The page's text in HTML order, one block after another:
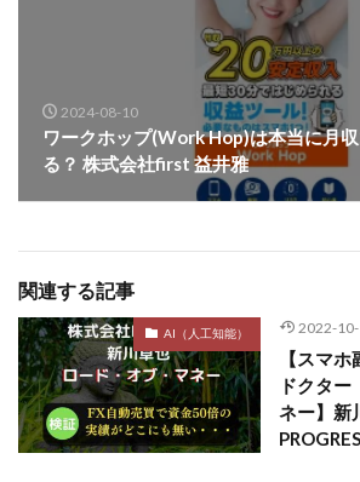
2024-08-10
ワークホップ(Work Hop)は本当に月
る？ 株式会社first 益井雅
関連する記事
AI（人工知能） 2022-10-
【スマ
ドクタ
ネー】新